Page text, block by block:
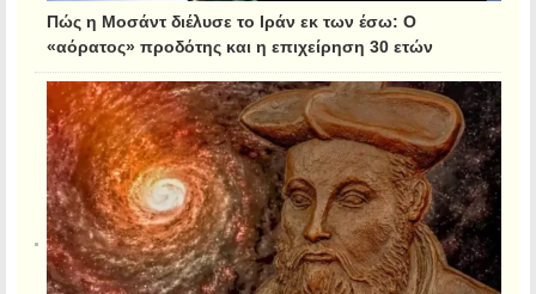
Πώς η Μοσάντ διέλυσε το Ιράν εκ των έσω: Ο
«αόρατος» προδότης και η επιχείρηση 30 ετών